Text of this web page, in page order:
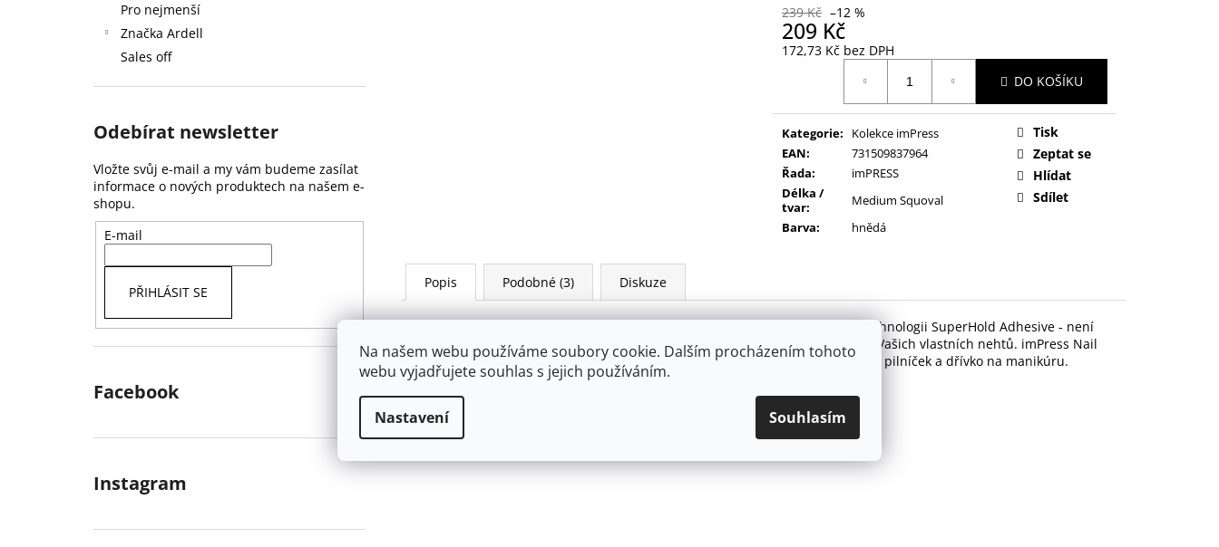
Na našem webu používáme soubory cookie. Dalším procházením tohoto
webu vyjadřujete souhlas s jejich používáním.
Nastavení Souhlasím
Pro nejmenší
Značka Ardell
Sales off
Odebírat newsletter
Vložte svůj e-mail a my vám budeme zasílat
informace o nových produktech na našem e-
shopu.
E-mail
PŘIHLÁSIT SE
Facebook
Instagram
239 Kč –12 %
209 Kč
172,73 Kč bez DPH
DO KOŠÍKU
Kategorie:
Kolekce imPress
EAN:
731509837964
Řada:
imPRESS
Délka /
tvar:
Medium Squoval
Barva: hnědá
Tisk
Zeptat se
Hlídat
Sdílet
Popis Podobné (3) Diskuze
Aplikace umělých nalepovacích nehtů je velmi snadná díky patentované technologii SuperHold Adhesive - není
potřeba použít žádné lepidlo. Snadné odstranění bez jakéhokoli poškození Vašich vlastních nehtů. imPress Nail
Kit si prostě zamilujete. Sada obsahuje 30 nehtů, napuštěný polštářek, mini pilníček a dřívko na manikúru.